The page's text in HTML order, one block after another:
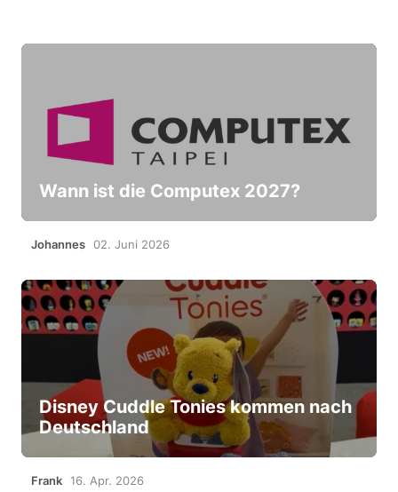
Wann ist die Computex 2027?
Johannes 02. Juni 2026
Disney Cuddle Tonies kommen nach
Deutschland
Frank 16. Apr. 2026